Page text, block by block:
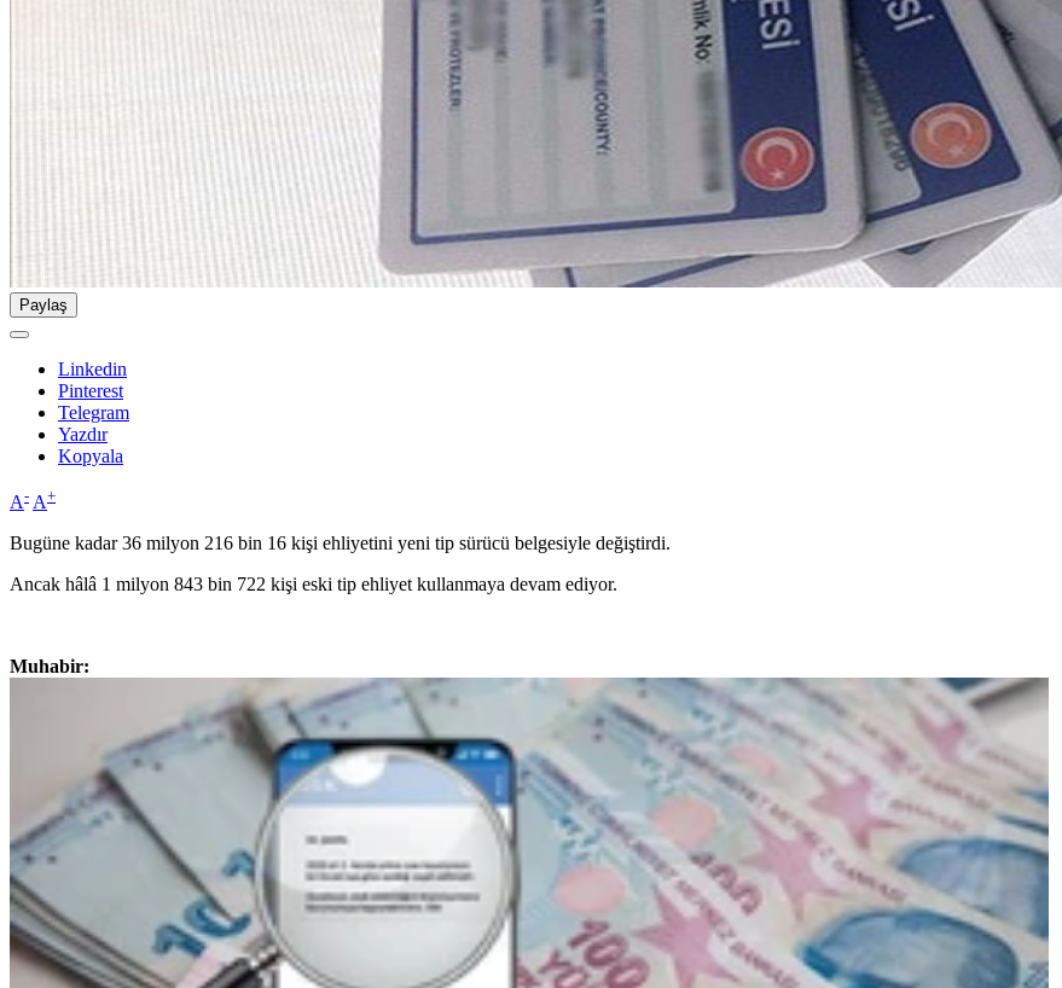
Paylaş
Linkedin
Pinterest
Telegram
Yazdır
Kopyala
A- A+
Bugüne kadar 36 milyon 216 bin 16 kişi ehliyetini yeni tip sürücü belgesiyle değiştirdi.
Ancak hâlâ 1 milyon 843 bin 722 kişi eski tip ehliyet kullanmaya devam ediyor.
Muhabir: